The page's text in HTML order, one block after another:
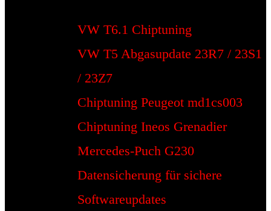
VW T6.1 Chiptuning
VW T5 Abgasupdate 23R7 / 23S1
/ 23Z7
Chiptuning Peugeot md1cs003
Chiptuning Ineos Grenadier
Mercedes-Puch G230
Datensicherung für sichere
Softwareupdates